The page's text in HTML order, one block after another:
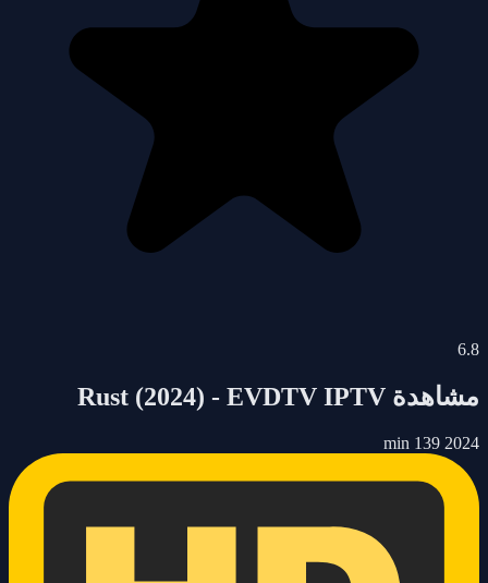
6.8
مشاهدة (2024) - EVDTV IPTV
2024
139 min